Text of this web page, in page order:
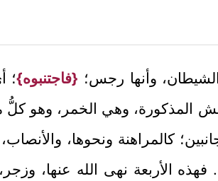
وأنها رجس؛ {فاجتنبوه}؛
المذكورة، وهي الخمر، وهو
كالمراهنة ونحوها،
فهذه الأربعة نهى الله عنها،